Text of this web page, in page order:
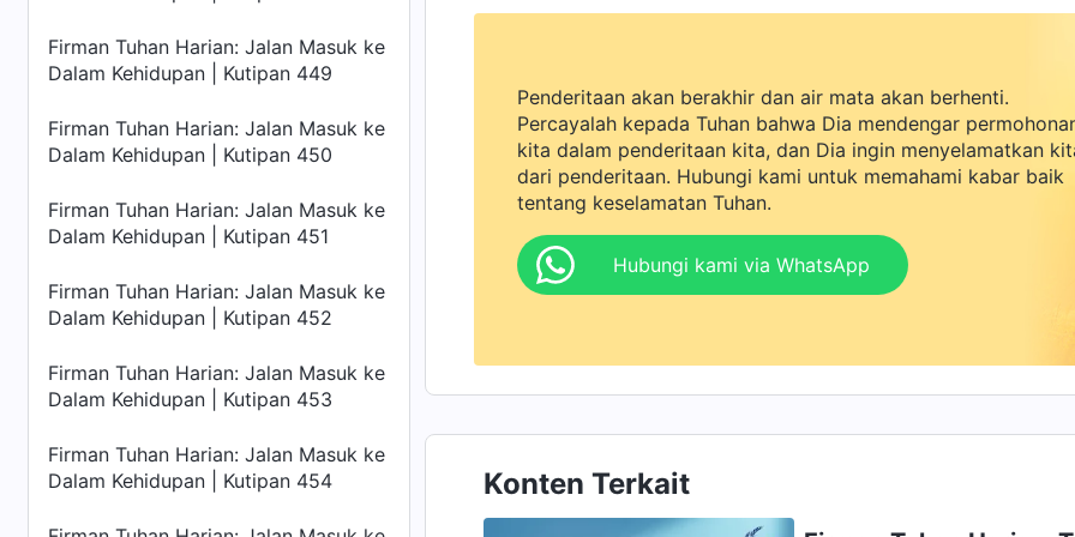
Firman Tuhan Harian: Jalan Masuk ke
Dalam Kehidupan | Kutipan 449
Firman Tuhan Harian: Jalan Masuk ke
Dalam Kehidupan | Kutipan 450
Firman Tuhan Harian: Jalan Masuk ke
Dalam Kehidupan | Kutipan 451
Firman Tuhan Harian: Jalan Masuk ke
Dalam Kehidupan | Kutipan 452
Firman Tuhan Harian: Jalan Masuk ke
Dalam Kehidupan | Kutipan 453
Firman Tuhan Harian: Jalan Masuk ke
Dalam Kehidupan | Kutipan 454
Penderitaan akan berakhir dan air mata akan berhenti.
Percayalah kepada Tuhan bahwa Dia mendengar
kita dalam penderitaan kita, dan Dia ingin menyelamatkan
dari penderitaan. Hubungi kami untuk memahami kabar baik
tentang keselamatan Tuhan.
Hubungi kami via WhatsApp
Konten Terkait